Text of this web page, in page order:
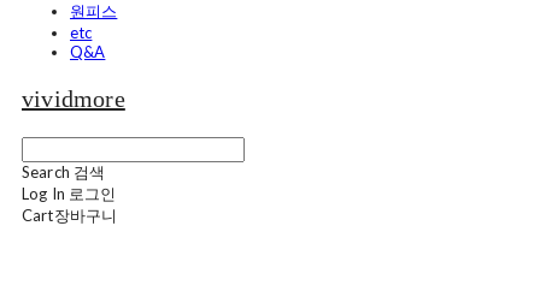
원피스
etc
Q&A
vividmore
Search 검색
Log In 로그인
Cart장바구니